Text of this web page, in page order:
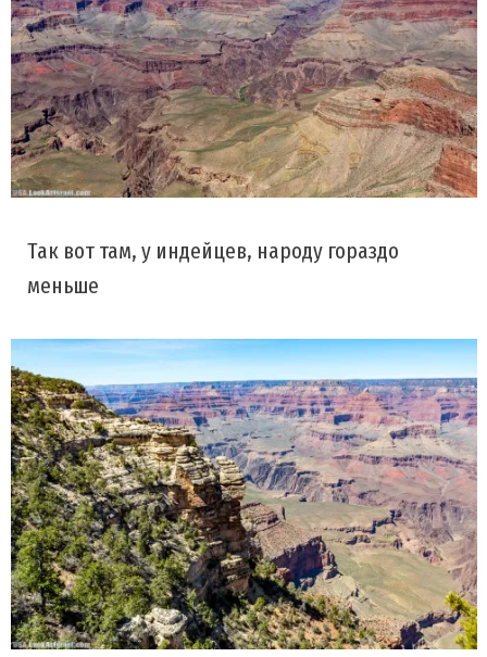
Так вот там, у индейцев, народу гораздо
меньше